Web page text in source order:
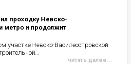
проходку Невско-
метро и продолжит
участке Невско-Василеостровской
читать далее...